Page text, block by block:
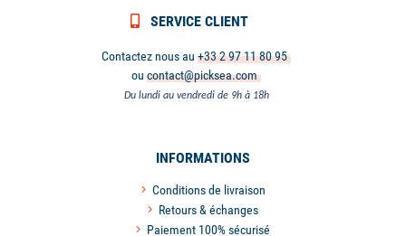
SERVICE CLIENT
Contactez nous au +33 2 97 11 80 95
ou contact@picksea.com
Du lundi au vendredi de 9h à 18h
INFORMATIONS
Conditions de livraison
Retours & échanges
Paiement 100% sécurisé